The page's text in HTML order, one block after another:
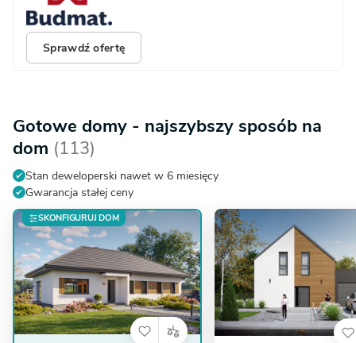
Sprawdź ofertę
Gotowe domy - najszybszy sposób na
dom (113)
Stan deweloperski nawet w 6 miesięcy
Gwarancja stałej ceny
SKONFIGURUJ DOM